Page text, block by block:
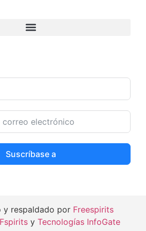
Suscríbase a
y respaldado por Freespirits
Fspirits y Tecnologías InfoGate